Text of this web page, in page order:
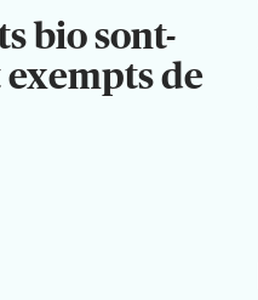
bio sont-
de